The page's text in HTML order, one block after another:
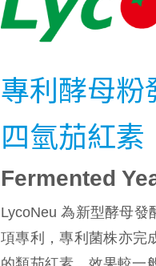
專利酵母粉
四氫茄紅素
Fermented
LycoNeu 為新型酵母發
項專利，專利菌株亦完